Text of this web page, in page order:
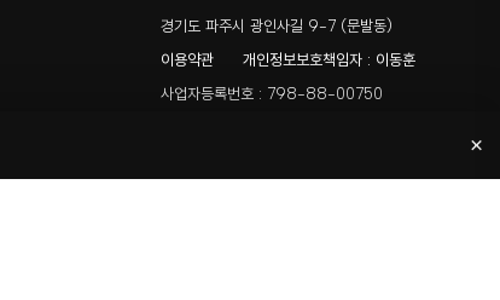
×
경기도 파주시 광인사길 9-7 (문발동)
이용약관
개인정보보호책임자 : 이동훈
사업자등록번호 : 798-88-00750